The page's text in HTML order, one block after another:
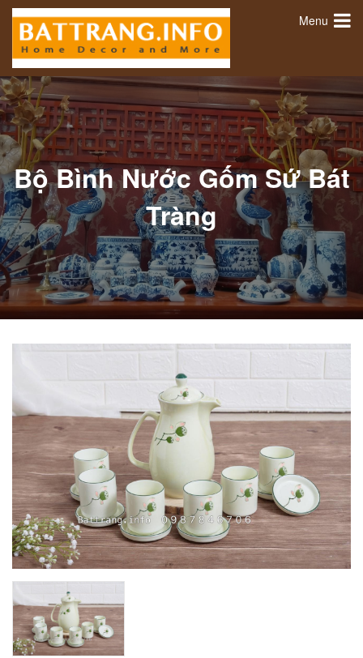
Menu
Bộ Bình Nước Gốm Sứ Bát
Tràng